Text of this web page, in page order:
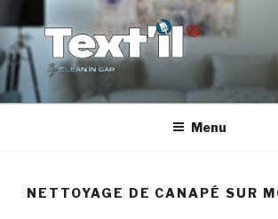
au
contenu
principal
TEX'TIL
Le nettoyage de canapé haut de gamme
Menu
NETTOYAGE DE CANAPÉ SUR